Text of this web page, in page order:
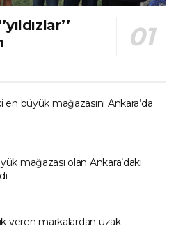
en büyük mağazasını Ankara’da
mağazası olan Ankara’daki
veren markalardan uzak